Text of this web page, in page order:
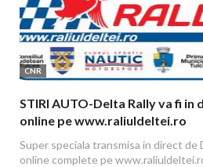
CNR
STIRI AUTO-Delta Rally va fi in
online pe www.raliuldeltei.ro
Super speciala transmisa in direct de
online complete pe